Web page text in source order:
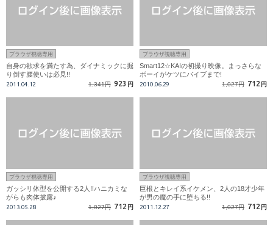
ブラウザ視聴専用
自身の欲求を満たす為、ダイナミックに掘
り倒す腰使いは必見!!
2011.04.12 1,341円 923 円
ブラウザ視聴専用
Smart12☆KAIの初撮り映像。まっさらな
ボーイがケツにバイブまで!
2010.06.29 1,027円 712 円
ブラウザ視聴専用
ガッシリ体型を公開する2人!!ハニカミな
がらも肉体披露♪
2013.05.28 1,027円 712 円
ブラウザ視聴専用
巨根とキレイ系イケメン、2人の18才少年
が男の魔の手に堕ちる!!
2011.12.27 1,027円 712 円